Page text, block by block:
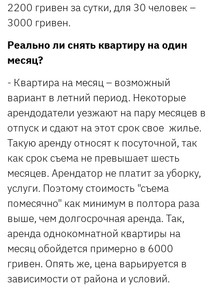
2200 гривен за сутки, для 30 человек –
3000 гривен.
Реально ли снять квартиру на один
месяц?
- Квартира на месяц – возможный
вариант в летний период. Некоторые
арендодатели уезжают на пару месяцев в
отпуск и сдают на этот срок свое жилье.
Такую аренду относят к посуточной, так
как срок съема не превышает шесть
месяцев. Арендатор не платит за уборку,
услуги. Поэтому стоимость "съема
помесячно" как минимум в полтора раза
выше, чем долгосрочная аренда. Так,
аренда однокомнатной квартиры на
месяц обойдется примерно в 6000
гривен. Опять же, цена варьируется в
зависимости от района и условий.